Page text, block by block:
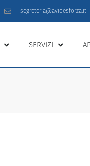
segreteria@avioesforza.it
SERVIZI